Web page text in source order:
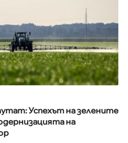
Успехът на зелените
на